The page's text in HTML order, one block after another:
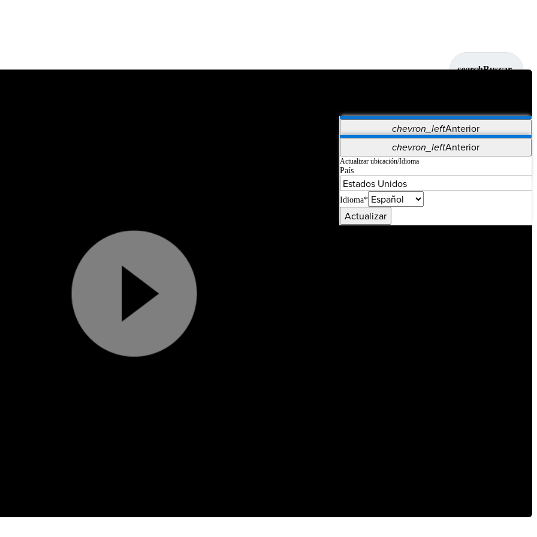
searchBuscar
chevron_leftAnterior
Vet Systems OrthoPedia Patient
Supplier Portal
Synergy Imaging & Resection
chevron_leftAnterior
Actualizar ubicación/Idioma
País
Idioma*
Actualizar
Play